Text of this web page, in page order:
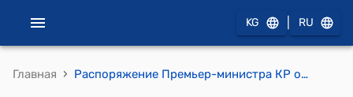
KG RU
Главная › Распоряжение Премьер-министра КР от 22 апреля 2013 года № 176 "О Масабирове Т.А."